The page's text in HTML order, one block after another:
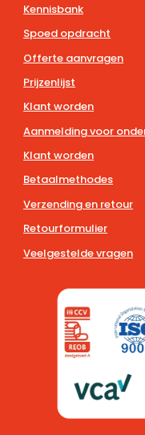
Kennisbank
Spoed opdracht
Offerte aanvragen
Prijzenlijst
Klant worden
Aanmelding voor
Klant worden
Betaalmethodes
Verzending en retour
Retourformulier
Veelgestelde vragen